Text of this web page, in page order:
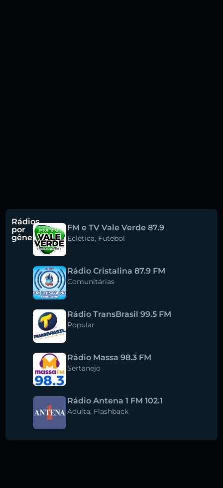
Rádios
por
gênero
FM e TV Vale Verde 87.9
Eclética, Futebol
Rádio Cristalina 87.9 FM
Comunitárias
Rádio TransBrasil 99.5 FM
Popular
Rádio Massa 98.3 FM
Sertanejo
Rádio Antena 1 FM 102.1
Adulta, Flashback